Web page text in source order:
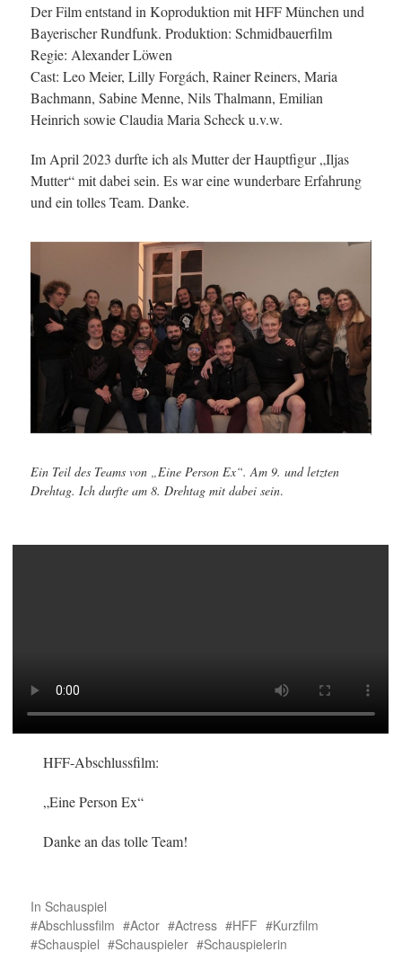
Der Film entstand in Koproduktion mit HFF München und
Bayerischer Rundfunk. Produktion: Schmidbauerfilm
Regie: Alexander Löwen
Cast: Leo Meier, Lilly Forgách, Rainer Reiners, Maria
Bachmann, Sabine Menne, Nils Thalmann, Emilian
Heinrich sowie Claudia Maria Scheck u.v.w.
Im April 2023 durfte ich als Mutter der Hauptfigur „Iljas
Mutter“ mit dabei sein. Es war eine wunderbare Erfahrung
und ein tolles Team. Danke.
Ein Teil des Teams von „Eine Person Ex“. Am 9. und letzten
Drehtag. Ich durfte am 8. Drehtag mit dabei sein.
HFF-Abschlussfilm:
„Eine Person Ex“
Danke an das tolle Team!
In Schauspiel
Abschlussfilm
Actor Actress HFF
Kurzfilm
Schauspiel
Schauspieler Schauspielerin